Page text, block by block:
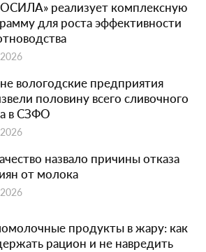
реализует комплексную
для роста эффективности
вологодские предприятия
половину всего сливочного
в СЗФО
назвало причины отказа
от молока
продукты в жару: как
рацион и не навредить